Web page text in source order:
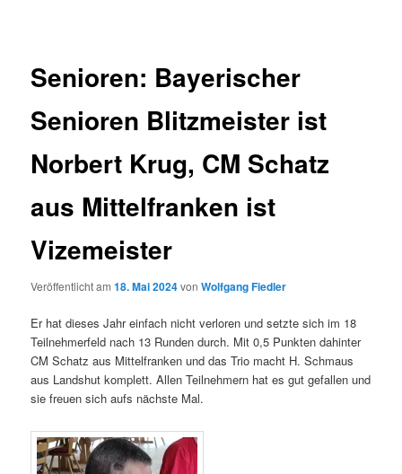
Senioren: Bayerischer
Senioren Blitzmeister ist
Norbert Krug, CM Schatz
aus Mittelfranken ist
Vizemeister
Veröffentlicht am18. Mai 2024vonWolfgang Fiedler
Er hat dieses Jahr einfach nicht verloren und setzte sich im 18
Teilnehmerfeld nach 13 Runden durch. Mit 0,5 Punkten dahinter
CM Schatz aus Mittelfranken und das Trio macht H. Schmaus
aus Landshut komplett. Allen Teilnehmern hat es gut gefallen und
sie freuen sich aufs nächste Mal.